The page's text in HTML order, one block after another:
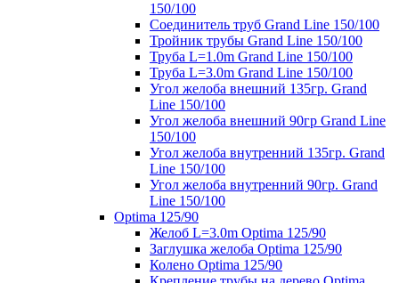
150/100
Соединитель труб Grand Line 150/100
Тройник трубы Grand Line 150/100
Труба L=1.0m Grand Line 150/100
Труба L=3.0m Grand Line 150/100
Угол желоба внешний 135гр. Grand
Line 150/100
Угол желоба внешний 90гр Grand Line
150/100
Угол желоба внутренний 135гр. Grand
Line 150/100
Угол желоба внутренний 90гр. Grand
Line 150/100
Optima 125/90
Желоб L=3.0m Optima 125/90
Заглушка желоба Optima 125/90
Колено Optima 125/90